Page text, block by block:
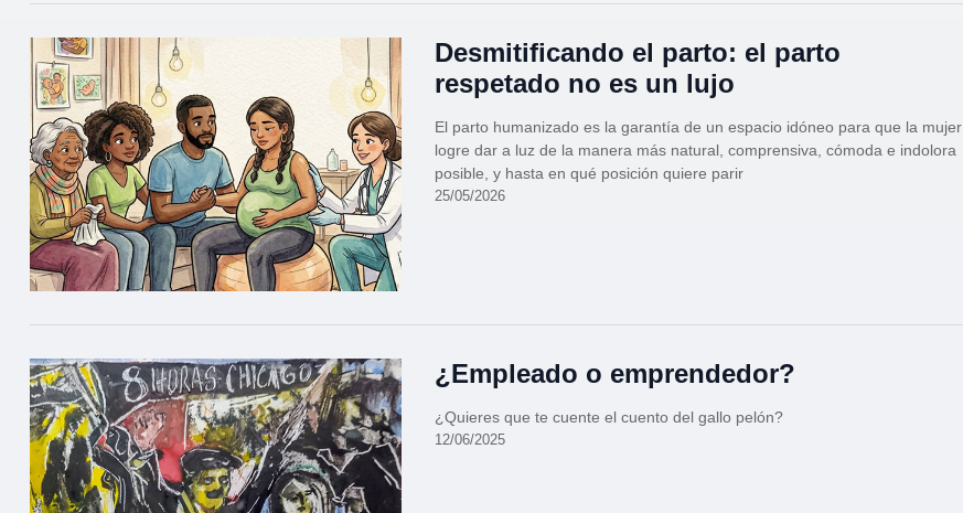
Desmitificando el parto: el parto
respetado no es un lujo
El parto humanizado es la garantía de un espacio idóneo para que la mujer
logre dar a luz de la manera más natural, comprensiva, cómoda e indolora
posible, y hasta en qué posición quiere parir
25/05/2026
¿Empleado o emprendedor?
¿Quieres que te cuente el cuento del gallo pelón?
12/06/2025